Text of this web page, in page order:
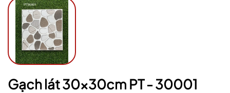
Gạch lát 30x30cm PT - 30001